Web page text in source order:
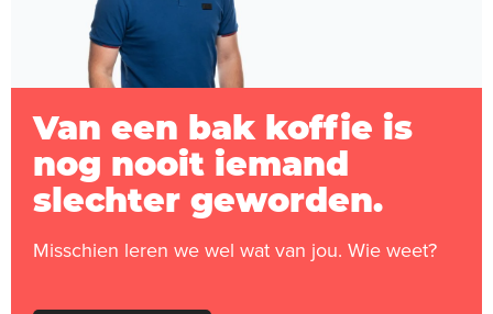
Van een bak koffie is
nog nooit iemand
slechter geworden.
Misschien leren we wel wat van jou. Wie weet?